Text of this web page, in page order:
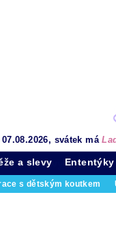
07.08.2026, svátek má
s dětským koutkem
a slevy Ententýky